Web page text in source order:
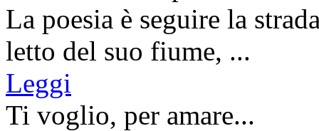
La poesia è seguire la
letto del suo fiume, ...
Leggi
Ti voglio, per amare...